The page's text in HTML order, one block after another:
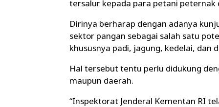
tersalur kepada para petani
Dirinya berharap dengan adanya
sektor pangan sebagai salah satu
khususnya padi, jagung, kedelai, dan
Hal tersebut tentu perlu didukung
maupun daerah.
“Inspektorat Jenderal Kementan RI